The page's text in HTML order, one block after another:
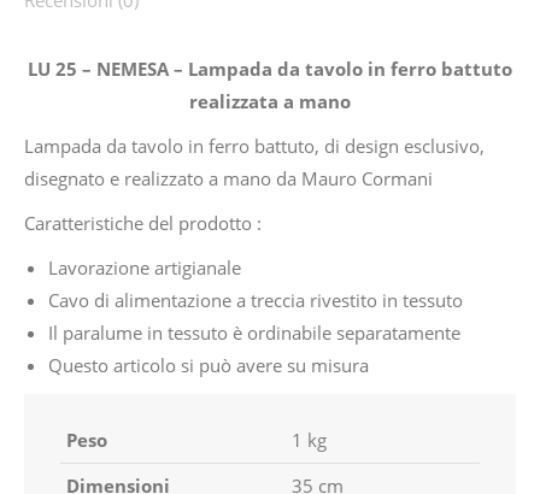
LU 25 – NEMESA – Lampada da tavolo in ferro battuto
realizzata a mano
Lampada da tavolo in ferro battuto, di design esclusivo,
disegnato e realizzato a mano da Mauro Cormani
Caratteristiche del prodotto :
Lavorazione artigianale
Cavo di alimentazione a treccia rivestito in tessuto
Il paralume in tessuto è ordinabile separatamente
Questo articolo si può avere su misura
Peso
1 kg
Dimensioni
35 cm